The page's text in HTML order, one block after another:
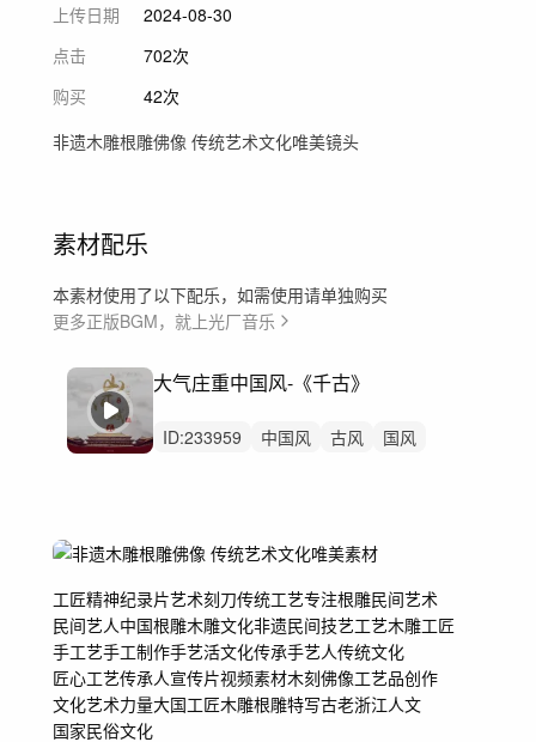
上传日期
2024-08-30
点击
702次
购买
42次
非遗木雕根雕佛像 传统艺术文化唯美镜头
素材配乐
本素材使用了以下配乐，如需使用请单独购买
更多正版BGM，就上光厂音乐
大气庄重中国风-《千古》
ID:233959 中国风 古风
国风
工匠精神纪录片艺术刻刀传统工艺专注根雕民间艺术
民间艺人中国根雕木雕文化非遗民间技艺工艺木雕工匠
手工艺手工制作手艺活文化传承手艺人传统文化
匠心工艺传承人宣传片视频素材木刻佛像工艺品创作
文化艺术力量大国工匠木雕根雕特写古老浙江人文
国家民俗文化